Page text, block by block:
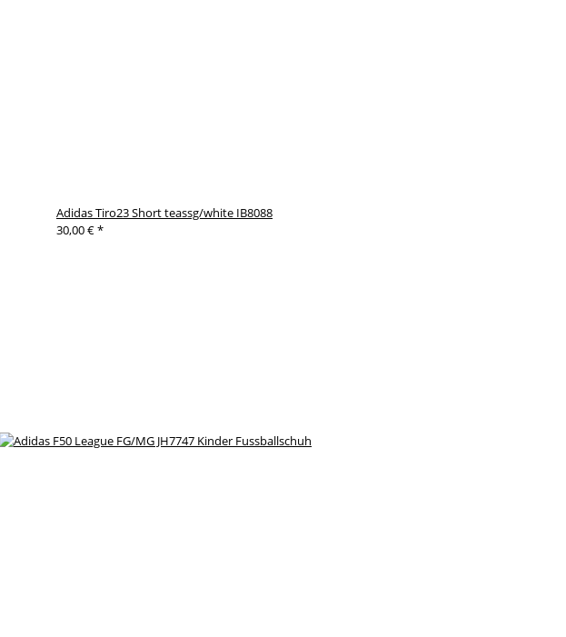
Adidas Tiro23 Short teassg/white IB8088
30,00 €*